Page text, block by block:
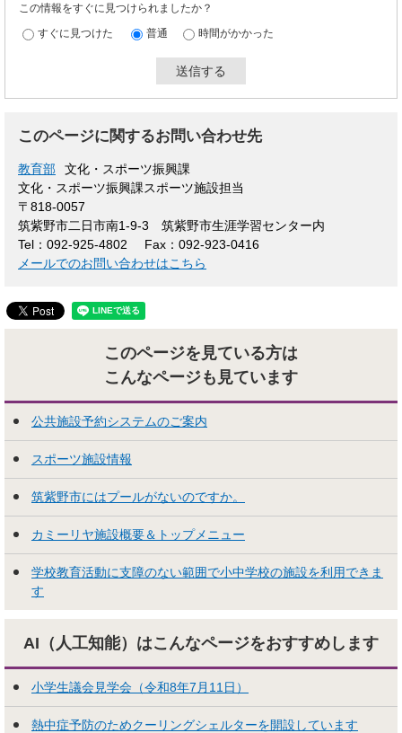
この情報をすぐに見つけられましたか？
すぐに見つけた 普通 時間がかかった
このページに関するお問い合わせ先
教育部
文化・スポーツ振興課
文化・スポーツ振興課スポーツ施設担当
〒818-0057
筑紫野市二日市南1-9-3 筑紫野市生涯学習センター内
Tel：092-925-4802
Fax：092-923-0416
メールでのお問い合わせはこちら
このページを見ている方は
こんなページも見ています
公共施設予約システムのご案内
スポーツ施設情報
筑紫野市にはプールがないのですか。
カミーリヤ施設概要＆トップメニュー
学校教育活動に支障のない範囲で小中学校の施設を利用できま
す
AI（人工知能）はこんなページをおすすめします
小学生議会見学会（令和8年7月11日）
熱中症予防のためクーリングシェルターを開設しています